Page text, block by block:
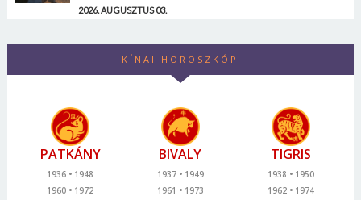
2026. AUGUSZTUS 03.
KÍNAI HOROSZKÓP
PATKÁNY
1936
1948
1960
1972
BIVALY
1937
1949
1961
1973
TIGRIS
1938
1950
1962
1974